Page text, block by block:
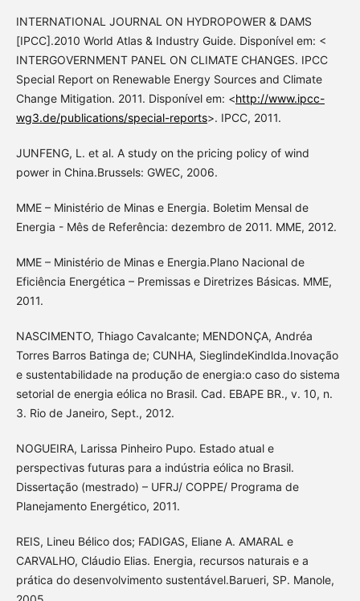
INTERNATIONAL JOURNAL ON HYDROPOWER & DAMS
[IPCC].2010 World Atlas & Industry Guide. Disponível em: <
INTERGOVERNMENT PANEL ON CLIMATE CHANGES. IPCC
Special Report on Renewable Energy Sources and Climate
Change Mitigation. 2011. Disponível em: <http://www.ipcc-
wg3.de/publications/special-reports>. IPCC, 2011.
JUNFENG, L. et al. A study on the pricing policy of wind
power in China.Brussels: GWEC, 2006.
MME – Ministério de Minas e Energia. Boletim Mensal de
Energia - Mês de Referência: dezembro de 2011. MME, 2012.
MME – Ministério de Minas e Energia.Plano Nacional de
Eficiência Energética – Premissas e Diretrizes Básicas. MME,
2011.
NASCIMENTO, Thiago Cavalcante; MENDONÇA, Andréa
Torres Barros Batinga de; CUNHA, SieglindeKindlda.Inovação
e sustentabilidade na produção de energia:o caso do sistema
setorial de energia eólica no Brasil. Cad. EBAPE BR., v. 10, n.
3. Rio de Janeiro, Sept., 2012.
NOGUEIRA, Larissa Pinheiro Pupo. Estado atual e
perspectivas futuras para a indústria eólica no Brasil.
Dissertação (mestrado) – UFRJ/ COPPE/ Programa de
Planejamento Energético, 2011.
REIS, Lineu Bélico dos; FADIGAS, Eliane A. AMARAL e
CARVALHO, Cláudio Elias. Energia, recursos naturais e a
prática do desenvolvimento sustentável.Barueri, SP. Manole,